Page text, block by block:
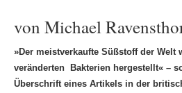
von Michael
»Der meistverkaufte Süßstoff der Welt
veränderten Bakterien hergestellt« –
Überschrift eines Artikels in der